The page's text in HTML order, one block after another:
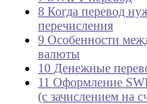
8 Когда перевод
перечисления
9 Особенности
валюты
10 Денежные
11 Оформление
(с зачислением на